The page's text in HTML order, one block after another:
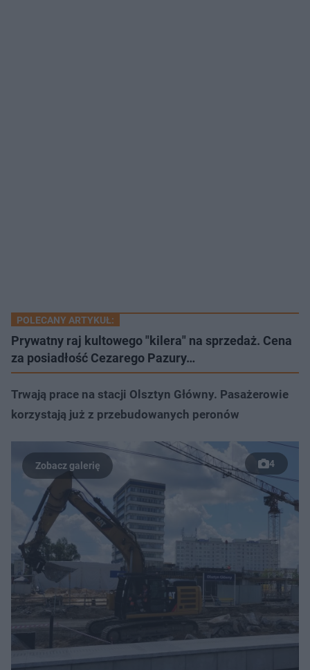
POLECANY ARTYKUŁ:
Prywatny raj kultowego "kilera" na sprzedaż. Cena
za posiadłość Cezarego Pazury…
Trwają prace na stacji Olsztyn Główny. Pasażerowie
korzystają już z przebudowanych peronów
4